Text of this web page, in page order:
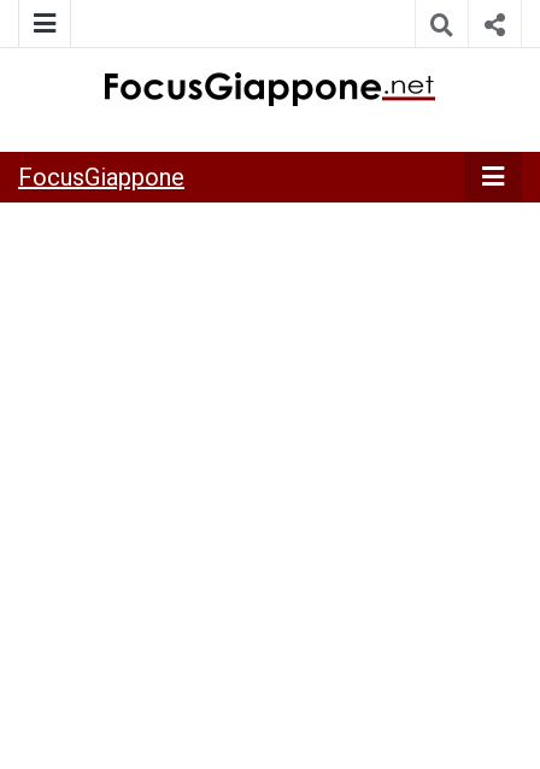
della Japan Italy Economic Federation
FocusGiappone